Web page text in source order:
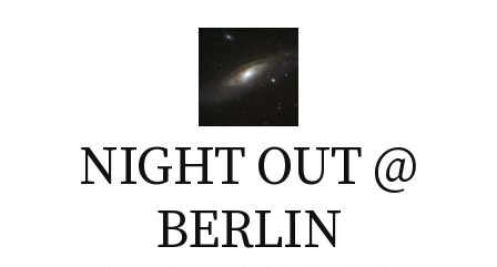
NIGHT OUT @
BERLIN